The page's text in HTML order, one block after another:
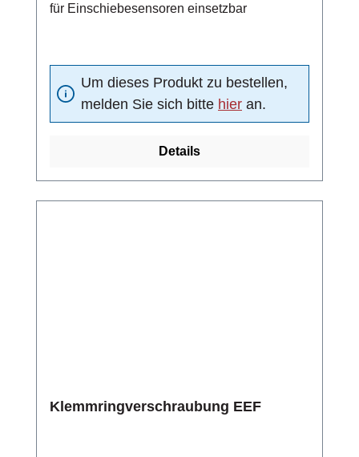
für Einschiebesensoren einsetzbar
Um dieses Produkt zu bestellen,
melden Sie sich bitte hier an.
Details
Klemmringverschraubung EEF